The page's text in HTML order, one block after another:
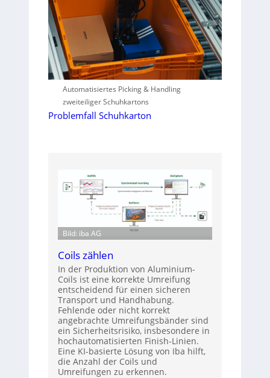
Automatisiertes Picking & Handling
zweiteiliger Schuhkartons
Problemfall Schuhkarton
Bild: iba AG
Coils zählen
In der Produktion von Aluminium-
Coils ist eine korrekte Umreifung
entscheidend für einen sicheren
Transport und Handhabung.
Fehlende oder nicht korrekt
angebrachte Umreifungsbänder sind
ein Sicherheitsrisiko, insbesondere in
hochautomatisierten Finish-Linien.
Eine KI-basierte Lösung von Iba hilft,
die Anzahl der Coils und
Umreifungen zu erkennen.